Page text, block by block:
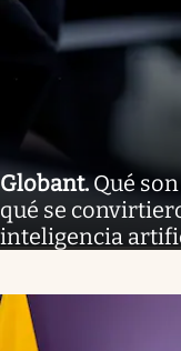
Globant.Qué
qué se
inteligencia